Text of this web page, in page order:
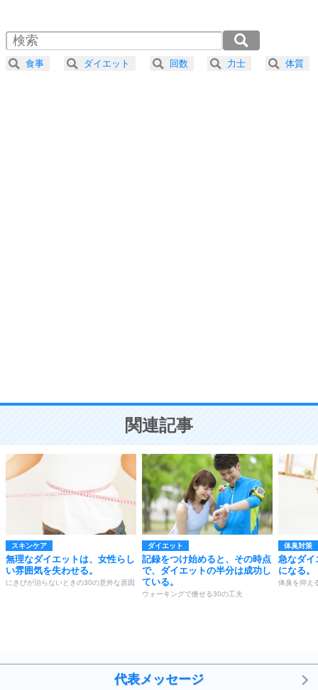
4 器の大きい人は、怒りを優しさで表現する。
ことが大切。
2.0倍速 （275KB 1分10秒）
2.5倍速 （220KB 56秒）
3.0倍速 （184KB 46秒）
食事 ダイエット 回数 力士 体質
関連記事
スキンケア
無理なダイエットは、女性らし
い雰囲気を失わせる。
にきびが治らないときの30の意外な原因
ダイエット
記録をつけ始めると、その時点
で、ダイエットの半分は成功し
ている。
ウォーキングで痩せる30の工夫
体臭対策
急なダイ
になる。
体臭を抑え
代表メッセージ